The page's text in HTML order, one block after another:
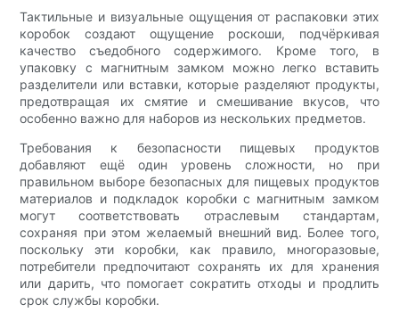
Тактильные и визуальные ощущения от распаковки этих
коробок создают ощущение роскоши, подчёркивая
качество съедобного содержимого. Кроме того, в
упаковку с магнитным замком можно легко вставить
разделители или вставки, которые разделяют продукты,
предотвращая их смятие и смешивание вкусов, что
особенно важно для наборов из нескольких предметов.
Требования к безопасности пищевых продуктов
добавляют ещё один уровень сложности, но при
правильном выборе безопасных для пищевых продуктов
материалов и подкладок коробки с магнитным замком
могут соответствовать отраслевым стандартам,
сохраняя при этом желаемый внешний вид. Более того,
поскольку эти коробки, как правило, многоразовые,
потребители предпочитают сохранять их для хранения
или дарить, что помогает сократить отходы и продлить
срок службы коробки.